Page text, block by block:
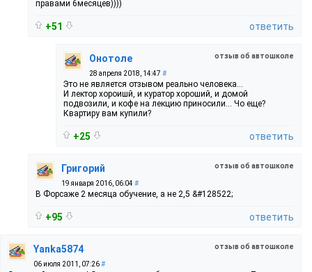
правами 6месяцев))))
+51 ответить
отзыв об автошколе
Онотоле
28 апреля 2018, 14:47 #
Это не является отзывом реально человека...
И лектор хороишй, и куратор хороший, и домой
подвозили, и кофе на лекцию приносили... Чо еще?
Квартиру вам купили?
+25 ответить
отзыв об автошколе
Григорий
19 января 2016, 06:04 #
В Форсаже 2 месяца обучение, а не 2,5 &#128522;
+95 ответить
отзыв об автошколе
Yanka5874
06 июля 2011, 07:26#